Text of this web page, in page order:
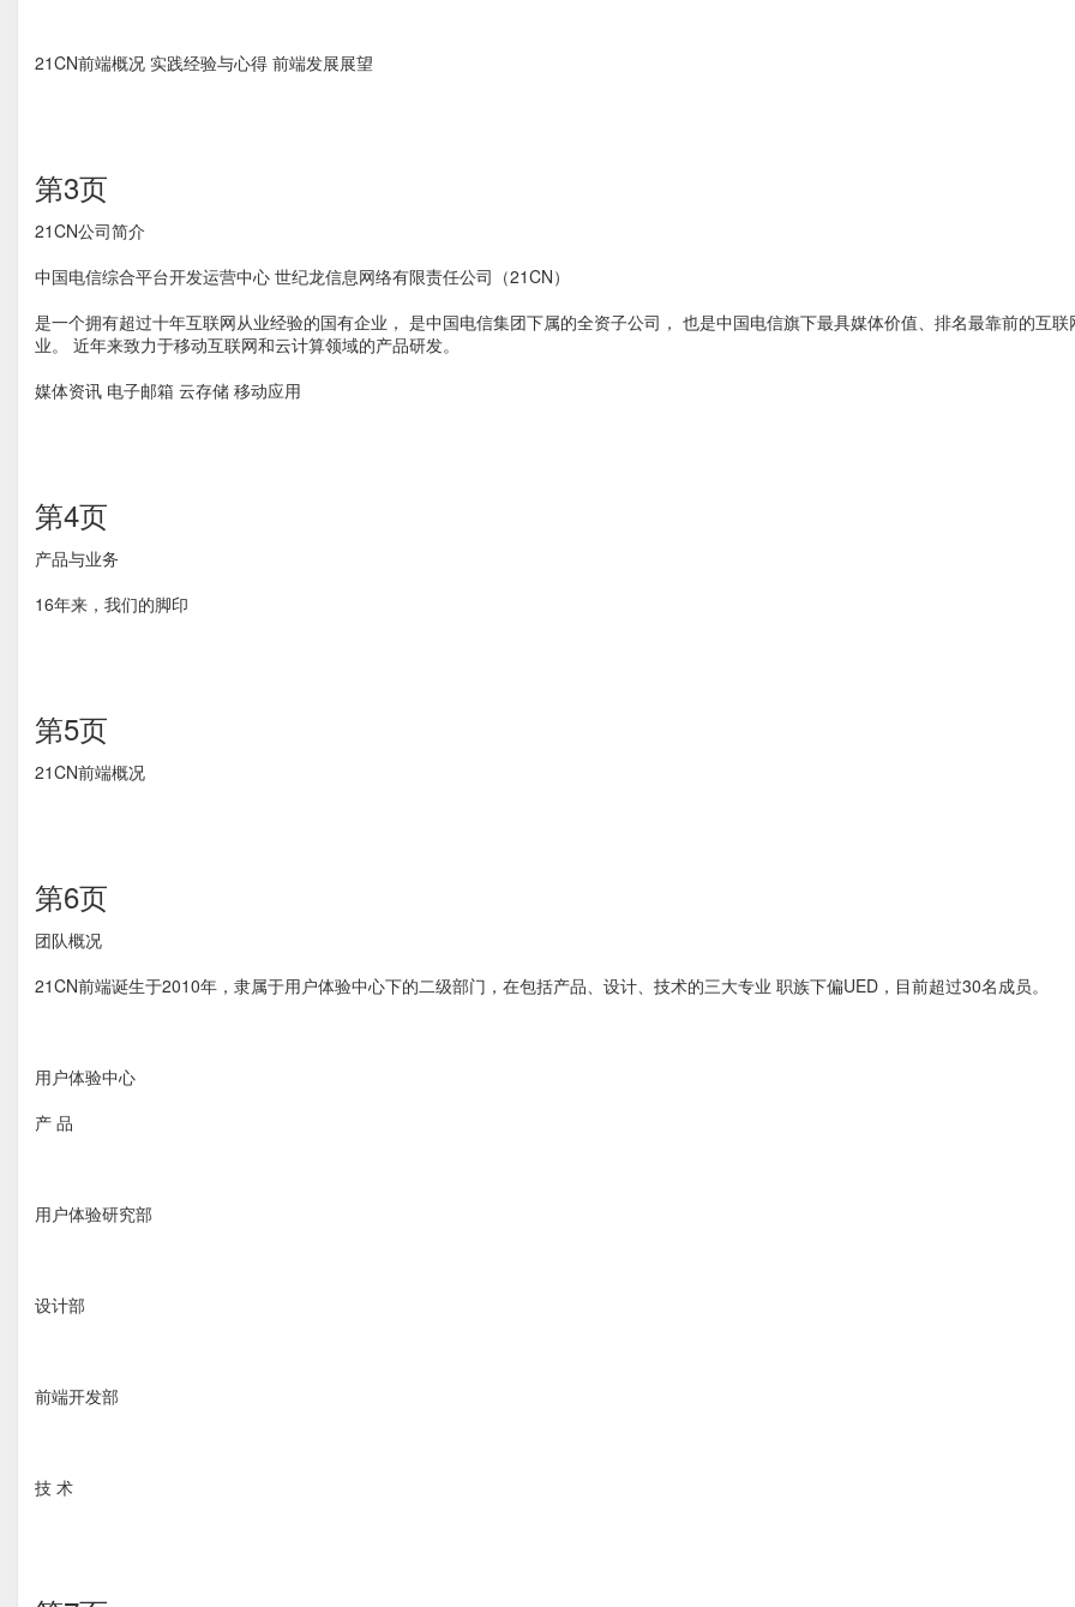
21CN前端概况 实践经验与心得 前端发展展望
第3页
21CN公司简介
中国电信综合平台开发运营中心 世纪龙信息网络有限责任公司（21CN）
是一个拥有超过十年互联网从业经验的国有企业， 是中国电信集团下属的全资子公司， 也是中国电信旗下最具媒体价值、排名最靠前的互联
业。 近年来致力于移动互联网和云计算领域的产品研发。
媒体资讯 电子邮箱 云存储 移动应用
第4页
产品与业务
16年来，我们的脚印
第5页
21CN前端概况
第6页
团队概况
21CN前端诞生于2010年，隶属于用户体验中心下的二级部门，在包括产品、设计、技术的三大专业 职族下偏UED，目前超过30名成员。
用户体验中心
产 品
用户体验研究部
设计部
前端开发部
技 术